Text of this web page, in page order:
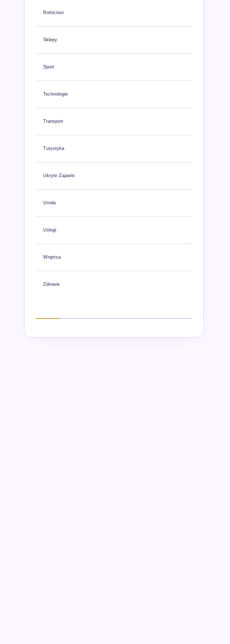
Rolnictwo
Sklepy
Sport
Technologie
Transport
Turystyka
Ukryte Zajawki
Uroda
Usługi
Wnętrza
Zdrowie